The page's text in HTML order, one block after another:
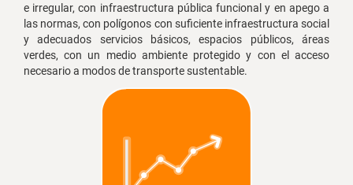
e irregular, con infraestructura pública funcional y en apego a
las normas, con polígonos con suficiente infraestructura social
y adecuados servicios básicos, espacios públicos, áreas
verdes, con un medio ambiente protegido y con el acceso
necesario a modos de transporte sustentable.